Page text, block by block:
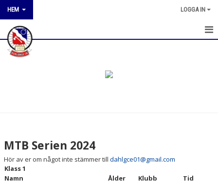
HEM LOGGA IN
HEM
KLUBBTÄVLINGAR
RESULTAT 2026
MTB Serien 2024
Hör av er om något inte stämmer till dahlgce01@gmail.com
Klass 1
Namn
Ålder Klubb
Tid